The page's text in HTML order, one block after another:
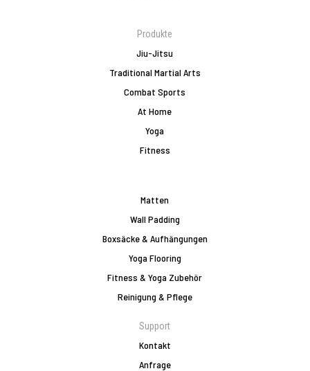
Produkte
Jiu-Jitsu
Traditional Martial Arts
Combat Sports
At Home
Yoga
Fitness
Matten
Wall Padding
Boxsäcke & Aufhängungen
Yoga Flooring
Fitness & Yoga Zubehör
Reinigung & Pflege
Support
Kontakt
Anfrage